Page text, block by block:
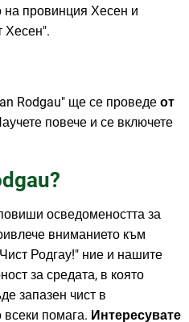
на провинция Хесен и
Хесен".
Rodgau" ще се проведе от
повече и се включете
осведомеността за
вниманието към
Родгау!" ние и нашите
за средата, в която
запазен чист в
помага. Интересувате